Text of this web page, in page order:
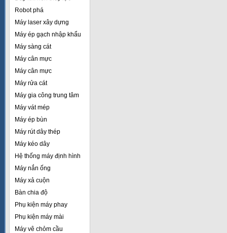
Robot phá
Máy laser xây dựng
Máy ép gạch nhập khẩu
Máy sàng cát
Máy cân mực
Máy cân mực
Máy rửa cát
Máy gia công trung tâm
Máy vát mép
Máy ép bùn
Máy rút dây thép
Máy kéo dây
Hệ thống máy định hình
Máy nắn ống
Máy xả cuộn
Bàn chia độ
Phụ kiện máy phay
Phụ kiện máy mài
Máy vê chỏm cầu